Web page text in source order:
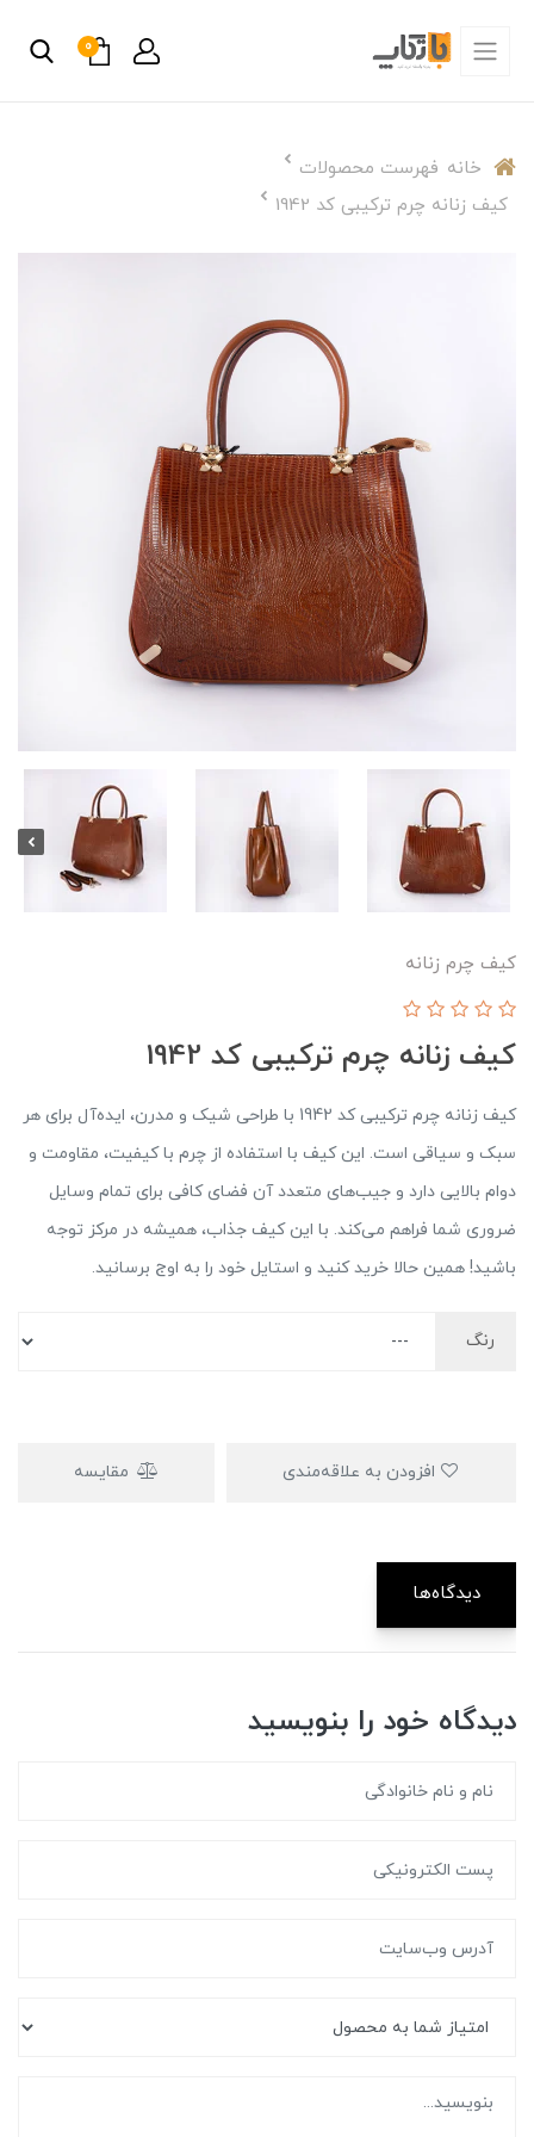
0
خانه فهرست محصولات
کیف زنانه چرم ترکیبی کد 1942
کیف چرم زنانه
کیف زنانه چرم ترکیبی کد 1942
کیف زنانه چرم ترکیبی کد 1942 با طراحی شیک و مدرن، ایده‌آل برای هر
سبک و سیاقی است. این کیف با استفاده از چرم با کیفیت، مقاومت و
دوام بالایی دارد و جیب‌های متعدد آن فضای کافی برای تمام وسایل
ضروری شما فراهم می‌کند. با این کیف جذاب، همیشه در مرکز توجه
باشید! همین حالا خرید کنید و استایل خود را به اوج برسانید.
رنگ
مقایسه
دیدگاه‌ها
دیدگاه خود را بنویسید